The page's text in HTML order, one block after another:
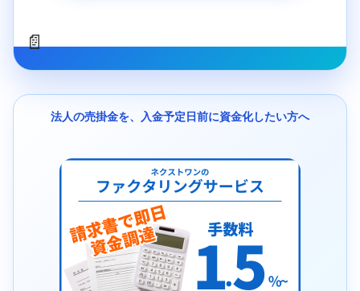
📄
法人の売掛金を、入金予定日前に資金化したい方へ